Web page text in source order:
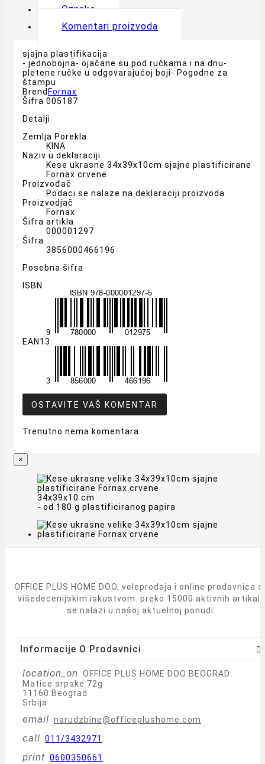
Oznake
Komentari proizvoda
sjajna plastifikacija
- jednobojna- ojačane su pod ručkama i na dnu-
pletene ručke u odgovarajućoj boji- Pogodne za
štampu
Brend Fornax
Šifra 005187
Detalji
Zemlja Porekla
KINA
Naziv u deklaraciji
Kese ukrasne 34x39x10cm sjajne plastificirane
Fornax crvene
Proizvođač
Podaci se nalaze na deklaraciji proizvoda
Proizvodjač
Fornax
Šifra artikla
000001297
Šifra
3856000466196
Posebna šifra
ISBN
EAN13
OSTAVITE VAŠ KOMENTAR
Trenutno nema komentara.
×
34x39x10 cm
- od 180 g plastificiranog papira
OFFICE PLUS HOME DOO, veleprodaja i online prodavnica
višedecenijskim iskustvom. preko 15000 aktivnih artikala
se nalazi u našoj aktuelnoj ponudi.
Informacije O Prodavnici 
location_on
OFFICE PLUS HOME DOO BEOGRAD
Matice srpske 72g
11160 Beograd
Srbija
email narudzbine@officeplushome.com
call 011/3432971
print 0600350661